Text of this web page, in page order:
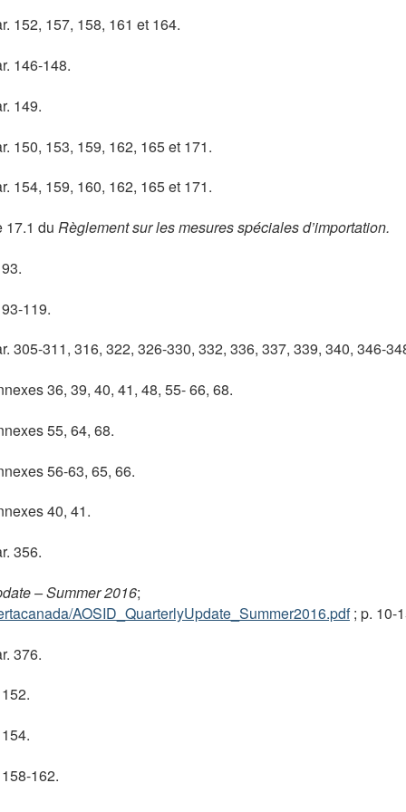
152, 157, 158, 161 et 164.
146-148.
149.
150, 153, 159, 162, 165 et 171.
154, 159, 160, 162, 165 et 171.
17.1 du Règlement sur les mesures spéciales d’importation.
119.
305-311, 316, 322, 326-330, 332, 336, 337, 339, 340, 346-
36, 39, 40, 41, 48, 55- 66, 68.
55, 64, 68.
56-63, 65, 66.
40, 41.
356.
– Summer 2016;
AOSID_QuarterlyUpdate_Summer2016.pdf; p. 10-
376.
162.